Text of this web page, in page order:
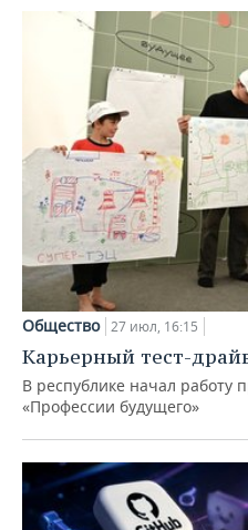
Общество 27 июл, 16:15
Карьерный тест-
В республике начал
«Профессии будущего»